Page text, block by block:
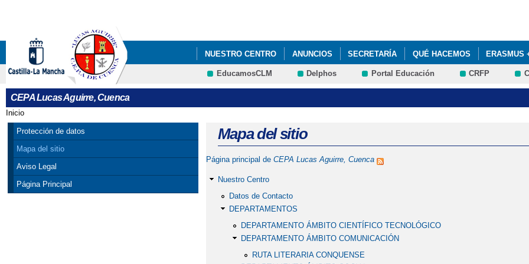
NUESTRO CENTRO ANUNCIOS SECRETARÍA QUÉ HACEMOS ERASMUS
EducamosCLM Delphos Portal Educación CRFP
CEPA Lucas Aguirre, Cuenca
Se encuentra usted aquí
Inicio
Protección de datos
Mapa del sitio
Aviso Legal
Página Principal
Mapa del sitio
Página principal de CEPA Lucas Aguirre, Cuenca
Nuestro Centro
Datos de Contacto
DEPARTAMENTOS
DEPARTAMENTO ÁMBITO CIENTÍFICO TECNOLÓGICO
DEPARTAMENTO ÁMBITO COMUNICACIÓN
RUTA LITERARIA CONQUENSE